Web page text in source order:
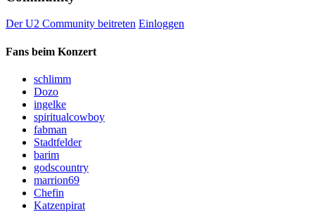
Der U2 Community beitreten Einloggen
Fans beim Konzert
schlimm
Dozo
ingelke
spiritualcowboy
fabman
Stadtfelder
barim
godscountry
marrion69
Chefin
Katzenpirat